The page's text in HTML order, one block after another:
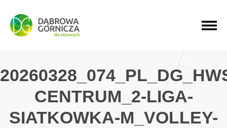
PRZEJDŹ DO MENU GŁÓWNEGO
PRZEJDŹ DO WYSZUKIWARKI
PRZEJDŹ DO TREŚCI
CENTRUM_2-LIGA-
SIATKOWKA-M_VOLLEY-